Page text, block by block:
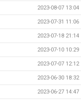
2023-08-07 13:04
2023-07-31 11:06
2023-07-18 21:14
2023-07-10 10:29
2023-07-07 12:12
2023-06-30 18:32
2023-06-27 14:47